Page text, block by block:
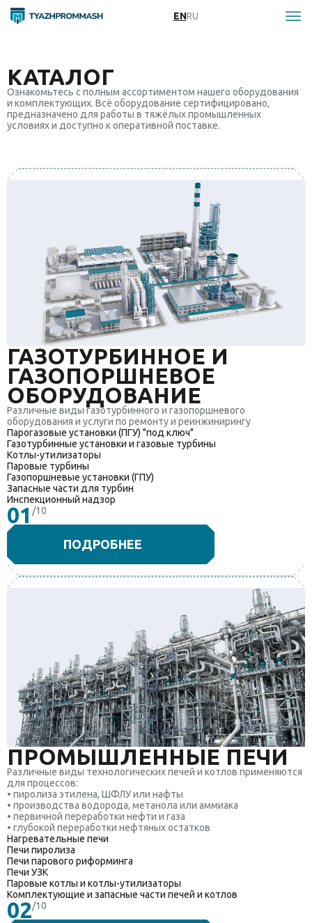
ENRU
КАТАЛОГ
Ознакомьтесь с полным ассортиментом нашего оборудования
и комплектующих. Всё оборудование сертифицировано,
предназначено для работы в тяжёлых промышленных
условиях и доступно к оперативной поставке.
ГАЗОТУРБИННОЕ И
ГАЗОПОРШНЕВОЕ
ОБОРУДОВАНИЕ
Различные виды газотурбинного и газопоршневого
оборудования и услуги по ремонту и реинжинирингу
Парогазовые установки (ПГУ) "под ключ"
Газотурбинные установки и газовые турбины
Котлы-утилизаторы
Паровые турбины
Газопоршневые установки (ГПУ)
Запасные части для турбин
Инспекционный надзор
01/10
ПОДРОБНЕЕ
ПРОМЫШЛЕННЫЕ ПЕЧИ
Различные виды технологических печей и котлов применяются
для процессов:
• пиролиза этилена, ШФЛУ или нафты
• производства водорода, метанола или аммиака
• первичной переработки нефти и газа
• глубокой переработки нефтяных остатков
Нагревательные печи
Печи пиролиза
Печи парового риформинга
Печи УЗК
Паровые котлы и котлы-утилизаторы
Комплектующие и запасные части печей и котлов
02/10